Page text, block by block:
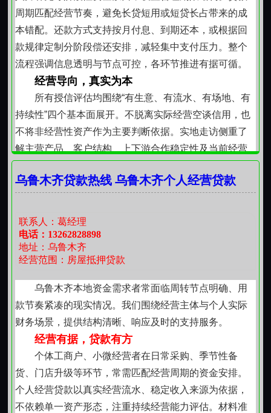
状态的共同梳理。当房产不再仅是安身之所，也能成为
应对变局的缓冲垫，那份踏实感，往往比数字本身更值
得珍视。
乌鲁木齐本地居民与长期经营者，在面临阶段性资
金安排时，多一种稳妥选择，便少一分被动焦虑。以房
产为纽带，连接现实所需与可持续偿付能力，是这里始
终坚守的服务内核。
周期匹配经营节奏，避免长贷短用或短贷长占带来的成
本错配。还款方式支持按月付息、到期还本，或根据回
款规律定制分阶段偿还安排，减轻集中支付压力。整个
流程强调信息透明与节点可控，各环节推进有据可循。
经营导向，真实为本
所有授信评估均围绕“有生意、有流水、有场地、有
持续性”四个基本面展开。不脱离实际经营空谈信用，也
不将非经营性资产作为主要判断依据。实地走访侧重了
解主营产品、客户结构、上下游合作稳定性及当前经营
经营实质为锚点的方式，使支持更具针对性和可持续
本地经验，理解深入
长期服务于乌鲁木齐多类业态，熟悉本地市场特
点：从二道桥商圈的小商品批发，到经开区的轻工制
造；从米东区的农产品加工，到高新区的科技型小微服
务企业。不同行业结算周期、账期习惯、淡旺季差异均
有对应考量。方案设计中融入对本地结算方式（如现金
比例、票据使用、平台回款路径）的理解，使资金安排
更贴合日常操作实际。
流程清晰，协作顺畅
从资料提交到较终用款，各环节职责明确、反馈及
时。客户经理全程参与沟通，协助厘清材料要点，解释
关键条款，同步进度变化。资料审核注重完整性与逻辑
乌鲁木齐贷款热线 乌鲁木齐个人经营贷款
联系人：葛经理
电话：13262828898
地址：乌鲁木齐
经营范围：房屋抵押贷款
乌鲁木齐本地资金需求者常面临周转节点明确、用
款节奏紧凑的现实情况。我们围绕经营主体与个人实际
财务场景，提供结构清晰、响应及时的支持服务。
经营有据，贷款有方
个体工商户、小微经营者在日常采购、季节性备
货、门店升级等环节，常需匹配经营周期的资金安排。
个人经营贷款以真实经营流水、稳定收入来源为依据，
不依赖单一资产形态，注重持续经营能力评估。材料准